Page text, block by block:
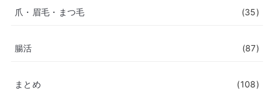
爪・眉毛・まつ毛 (35)
腸活 (87)
まとめ (108)